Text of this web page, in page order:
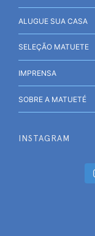
ALUGUE SUA CASA
SELEÇÃO MATUETE
IMPRENSA
SOBRE A MATUETÉ
INSTAGRAM